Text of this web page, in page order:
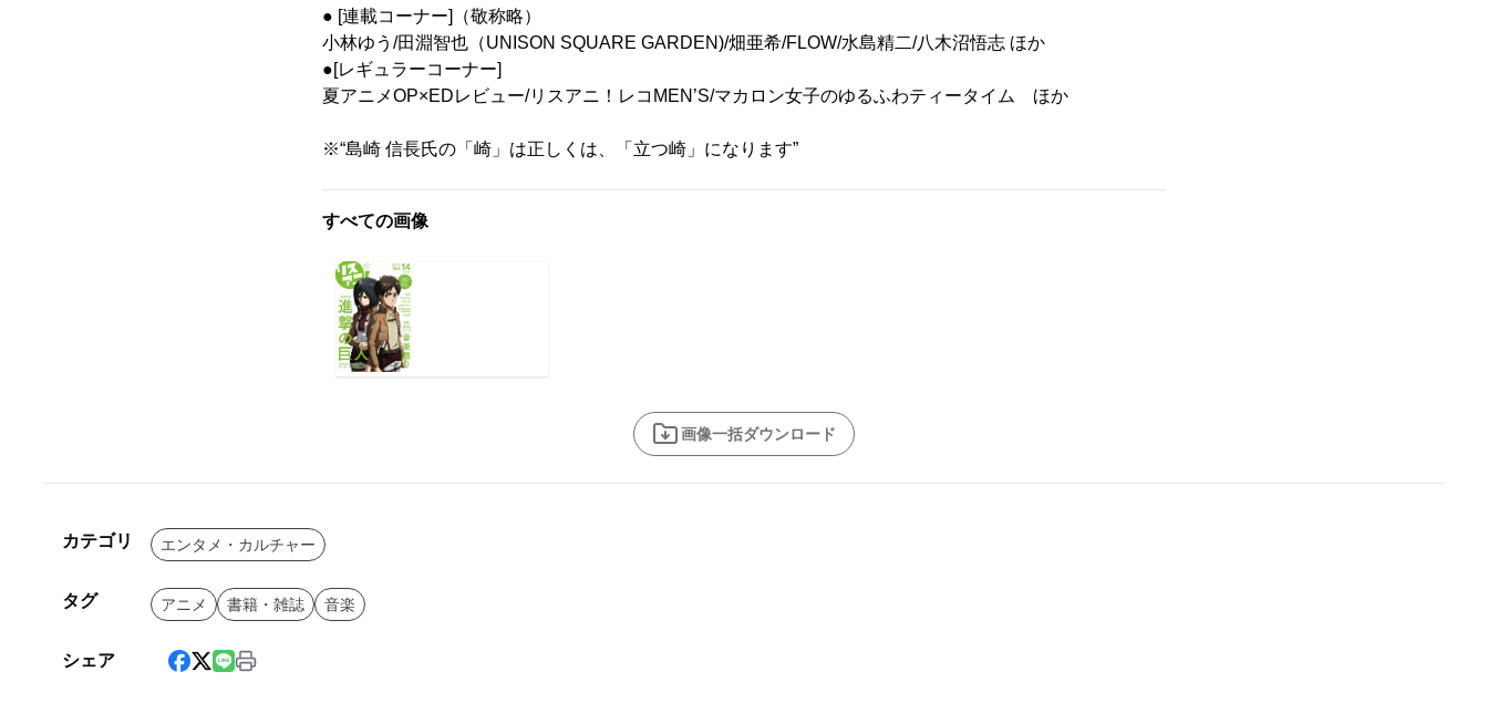
● [連載コーナー]（敬称略）
小林ゆう/田淵智也（UNISON SQUARE GARDEN)/畑亜希/FLOW/水島精二/八木沼悟志 ほか
●[レギュラーコーナー]
夏アニメOP×EDレビュー/リスアニ！レコMEN’S/マカロン女子のゆるふわティータイム ほか
※“島崎 信長氏の「崎」は正しくは、「立つ崎」になります”
すべての画像
画像一括ダウンロード
カテゴリ エンタメ・カルチャー
タグ アニメ 書籍・雑誌 音楽
シェア